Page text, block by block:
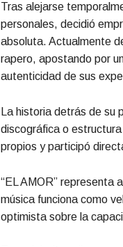
Tras alejarse
personales, decidió
absoluta. Actualmente
rapero, apostando por
autenticidad de sus
La historia detrás de su
discográfica o
propios y participó
“EL AMOR” representa
música funciona como
optimista sobre la